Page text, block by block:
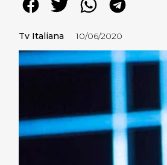
Tv Italiana 10/06/2020